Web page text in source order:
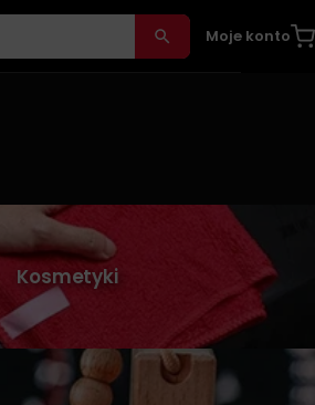
Moje konto
Kosmetyki